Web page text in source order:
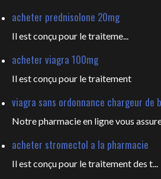
acheter prednisolone 20mg
Il estconçu pour le traiteme...
acheter viagra 100mg
Il estconçu pour le traitement
viagra sans ordonnance chargeur de
Notre pharmacie en ligne vous
acheter stromectol a la pharmacie
Il est conçu pour letraitement des t...